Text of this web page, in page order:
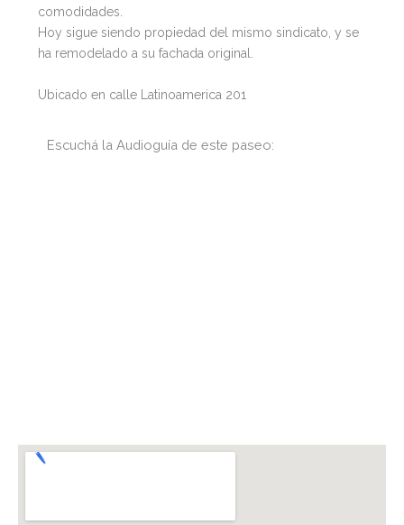
comodidades.
Hoy sigue siendo propiedad del mismo sindicato, y se
ha remodelado a su fachada original.
Ubicado en calle Latinoamerica 201
Escuchá la Audioguía de este paseo: